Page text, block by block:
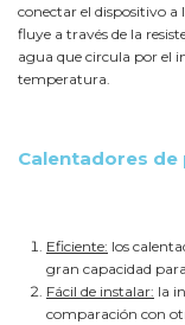
conectar el dispositivo
fluye a través de la
agua que circula por el
temperatura.
Calentadores de
Eficiente: los
gran capacidad
Fácil de instalar: la
comparación con